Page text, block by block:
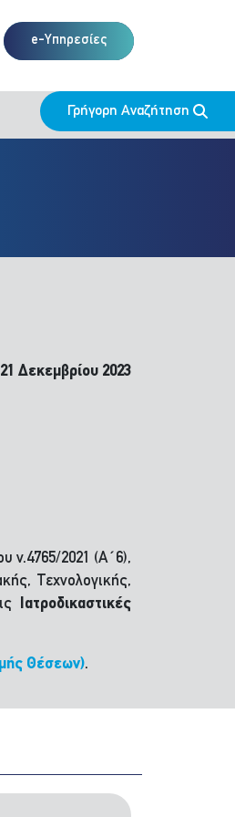
e-Υπηρεσίες
Γρήγορη Αναζήτηση
Δεκεμβρίου 2023
ν.4765/2021 (Α΄6),
Τεχνολογικής,
Ιατροδικαστικές
Θέσεων).